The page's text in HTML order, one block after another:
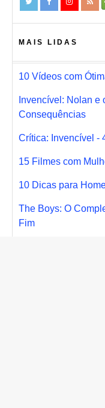
MAIS LIDAS
10 Vídeos com
Invencível: Nolan e
Consequências
Crítica: Invencível -
15 Filmes com
10 Dicas para
The Boys: O
Fim